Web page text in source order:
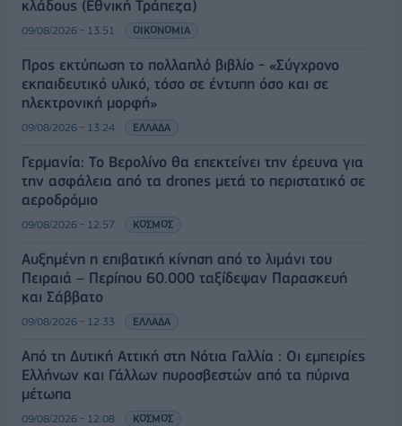
κλάδους (Εθνική Τράπεζα)
09/08/2026 - 13:51 ΟΙΚΟΝΟΜΙΑ
Προς εκτύπωση το πολλαπλό βιβλίο - «Σύγχρονο
εκπαιδευτικό υλικό, τόσο σε έντυπη όσο και σε
ηλεκτρονική μορφή»
09/08/2026 - 13:24 ΕΛΛΑΔΑ
Γερμανία: Το Βερολίνο θα επεκτείνει την έρευνα για
την ασφάλεια από τα drones μετά το περιστατικό σε
αεροδρόμιο
09/08/2026 - 12:57 ΚΟΣΜΟΣ
Αυξημένη η επιβατική κίνηση από το λιμάνι του
Πειραιά – Περίπου 60.000 ταξίδεψαν Παρασκευή
και Σάββατο
09/08/2026 - 12:33 ΕΛΛΑΔΑ
Από τη Δυτική Αττική στη Νότια Γαλλία : Οι εμπειρίες
Ελλήνων και Γάλλων πυροσβεστών από τα πύρινα
μέτωπα
09/08/2026 - 12:08 ΚΟΣΜΟΣ